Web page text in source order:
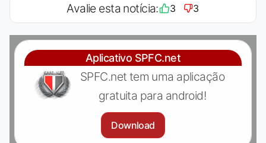
Avalie esta notícia: 3 3
Aplicativo SPFC.net
SPFC.net tem uma aplicação
gratuita para android!
Download